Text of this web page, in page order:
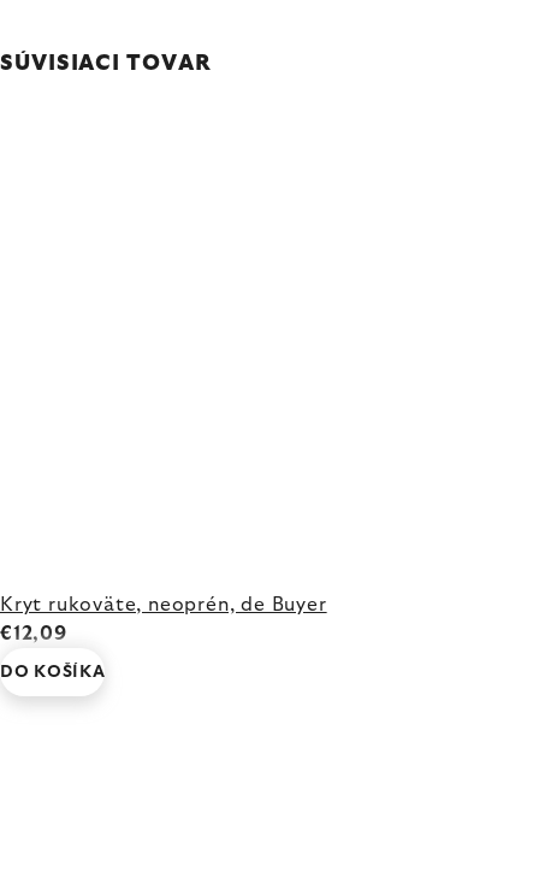
SÚVISIACI TOVAR
Kryt rukoväte, neoprén, de Buyer
€12,09
DO KOŠÍKA